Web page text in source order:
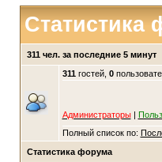
Статистика
311 чел. за последние 5 минут
311гостей, 0
Администраторы|
Полный список по:
Статистика форума